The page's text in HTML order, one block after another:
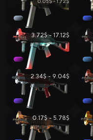
3.72$ - 17.12$
2.34$ - 9.04$
0.17$ - 5.78$